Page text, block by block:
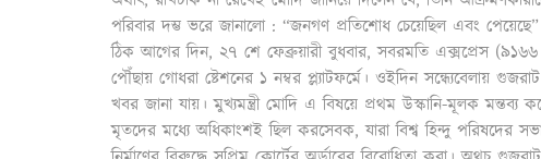
পরিবার দম্ভ ভরে জানালো : “জনগণ প্রতিশোধ চেয়েছিল এবং
ঠিক আগের দিন, ২৭ শে ফেব্রুয়ারী বুধবার, সবরমতি এক্সপ্রেস
পৌঁছায় গোধরা ষ্টেশনের ১ নম্বর প্ল্যাটফর্মে। ওইদিন সন্ধ্যেবেলায়
খবর জানা যায়। মুখ্যমন্ত্রী মোদি এ বিষয়ে প্রথম উস্কানি-মূলক মন্তব্য
মৃতদের মধ্যে অধিকাংশই ছিল করসেবক, যারা বিশ্ব হিন্দু পরিষদের